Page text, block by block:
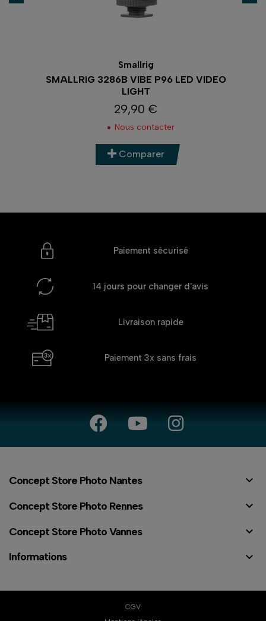
Smallrig
SMALLRIG 3286B VIBE P96 LED VIDEO
LIGHT
Prix
29,90 €
Nous contacter
Comparer
Paiement sécurisé
14 jours pour changer d'avis
Livraison rapide
Paiement 3x sans frais
Concept Store Photo Nantes 
Concept Store Photo Rennes 
Concept Store Photo Vannes 
Informations 
CGV